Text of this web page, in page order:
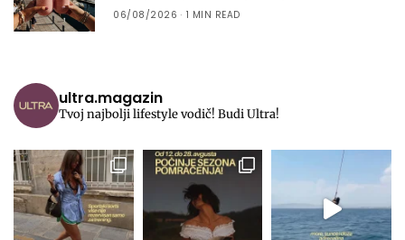
06/08/2026 1 MIN READ
ultra.magazin
Tvoj najbolji lifestyle vodič! Budi Ultra!